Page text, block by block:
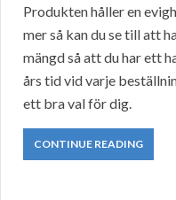
Produkten håller en
mer så kan du se till att
mängd så att du har ett
års tid vid varje
ett bra val för dig.
CONTINUE READING